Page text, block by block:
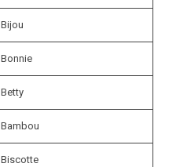
Bijou
Bonnie
Betty
Bambou
Biscotte